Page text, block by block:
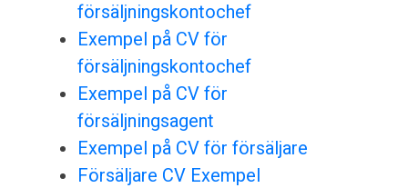
försäljningskontochef
Exempel på CV för
försäljningskontochef
Exempel på CV för
försäljningsagent
Exempel på CV för försäljare
Försäljare CV Exempel